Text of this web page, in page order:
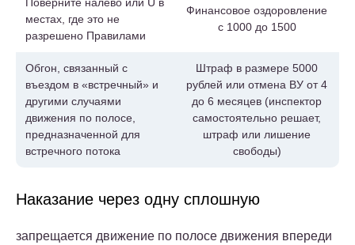
Поверните налево или U в
местах, где это не
разрешено Правилами
Финансовое оздоровление
с 1000 до 1500
Обгон, связанный с
въездом в «встречный» и
другими случаями
движения по полосе,
предназначенной для
встречного потока
Штраф в размере 5000
рублей или отмена ВУ от 4
до 6 месяцев (инспектор
самостоятельно решает,
штраф или лишение
свободы)
Наказание через одну сплошную
запрещается движение по полосе движения впереди